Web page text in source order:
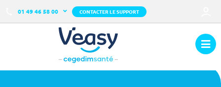
01 49 46 58 00 CONTACTER LE SUPPORT